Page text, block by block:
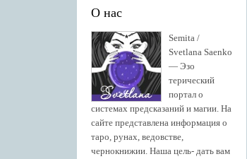
О нас
Semita /
Svetlana Saenko
— Эзо
терический
портал о
системах предсказаний и магии. На
сайте представлена информация о
таро, рунах, ведовстве,
чернокнижии. Наша цель- дать вам